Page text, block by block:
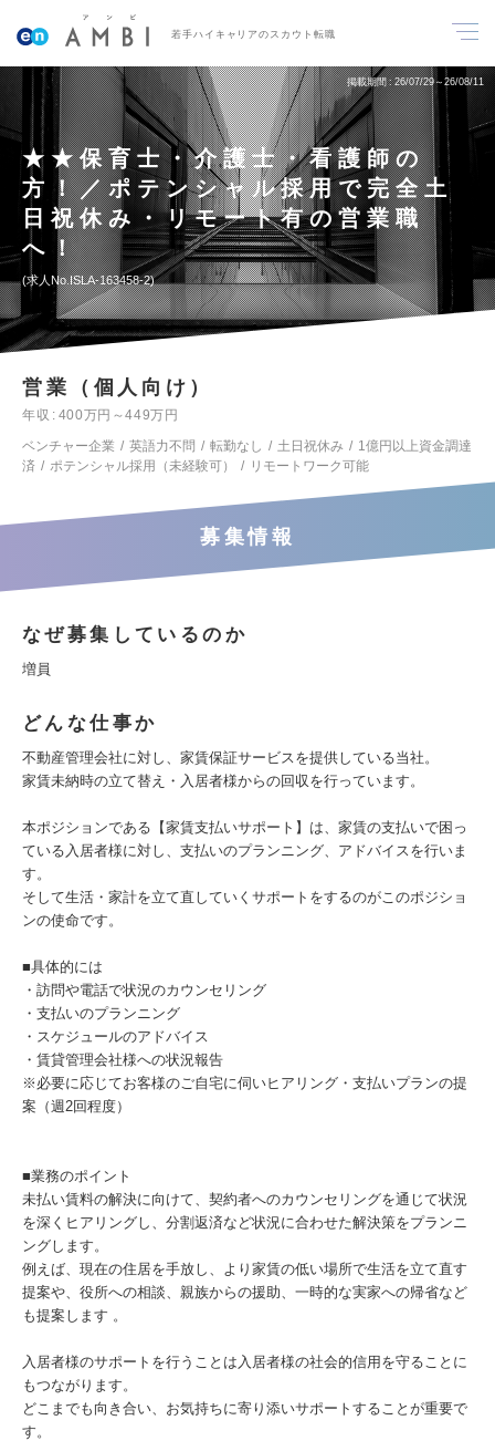
若手ハイキャリアのスカウト転職
掲載期間 26/07/29～26/08/11
★★保育士・介護士・看護師の
方！／ポテンシャル採用で完全土
日祝休み・リモート有の営業職
へ！
求人No.ISLA-163458-2
営業（個人向け）
年収
400万円～449万円
ベンチャー企業
英語力不問 転勤なし 土日祝休み
1億円以上資金調達
済
ポテンシャル採用（未経験可） リモートワーク可能
募集情報
なぜ募集しているのか
増員
どんな仕事か
不動産管理会社に対し、家賃保証サービスを提供している当社。
家賃未納時の立て替え・入居者様からの回収を行っています。
本ポジションである【家賃支払いサポート】は、家賃の支払いで困っ
ている入居者様に対し、支払いのプランニング、アドバイスを行いま
す。
そして⽣活・家計を立て直していくサポートをするのがこのポジショ
ンの使命です。
■具体的には
・訪問や電話で状況のカウンセリング
・支払いのプランニング
・スケジュールのアドバイス
・賃貸管理会社様への状況報告
※必要に応じてお客様のご自宅に伺いヒアリング・支払いプランの提
案（週2回程度）
■業務のポイント
未払い賃料の解決に向けて、契約者へのカウンセリングを通じて状況
を深くヒアリングし、分割返済など状況に合わせた解決策をプランニ
ングします。
例えば、現在の住居を手放し、より家賃の低い場所で⽣活を立て直す
提案や、役所への相談、親族からの援助、一時的な実家への帰省など
も提案します 。
入居者様のサポートを行うことは入居者様の社会的信用を守ることに
もつながります。
どこまでも向き合い、お気持ちに寄り添いサポートすることが重要で
す。